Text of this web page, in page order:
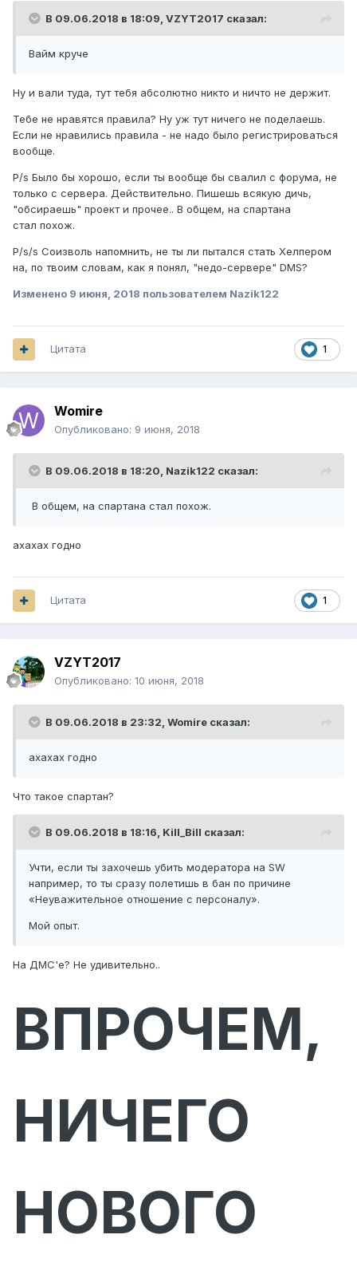
В 09.06.2018 в 18:09, VZYT2017 сказал:
Вайм круче
Ну и вали туда, тут тебя абсолютно никто и ничто не держит.
Тебе не нравятся правила? Ну уж тут ничего не поделаешь.
Если не нравились правила - не надо было регистрироваться
вообще.
P/s Было бы хорошо, если ты вообще бы свалил с форума, не
только с сервера. Действительно. Пишешь всякую дичь,
"обсираешь" проект и прочее.. В общем, на спартана
стал похож.
P/s/s Соизволь напомнить, не ты ли пытался стать Хелпером
на, по твоим словам, как я понял, "недо-сервере" DMS?
Изменено 9 июня, 2018 пользователем Nazik122
1
Цитата
Womire
Опубликовано: 9 июня, 2018
В 09.06.2018 в 18:20, Nazik122 сказал:
В общем, на спартана стал похож.
ахахах годно
1
Цитата
VZYT2017
Опубликовано: 10 июня, 2018
В 09.06.2018 в 23:32, Womire сказал:
ахахах годно
Что такое спартан?
В 09.06.2018 в 18:16, Kill_Bill сказал:
Учти, если ты захочешь убить модератора на SW
например, то ты сразу полетишь в бан по причине
«Неуважительное отношение с персоналу».
Мой опыт.
На ДМС'е? Не удивительно..
ВПРОЧЕМ,
НИЧЕГО
НОВОГО